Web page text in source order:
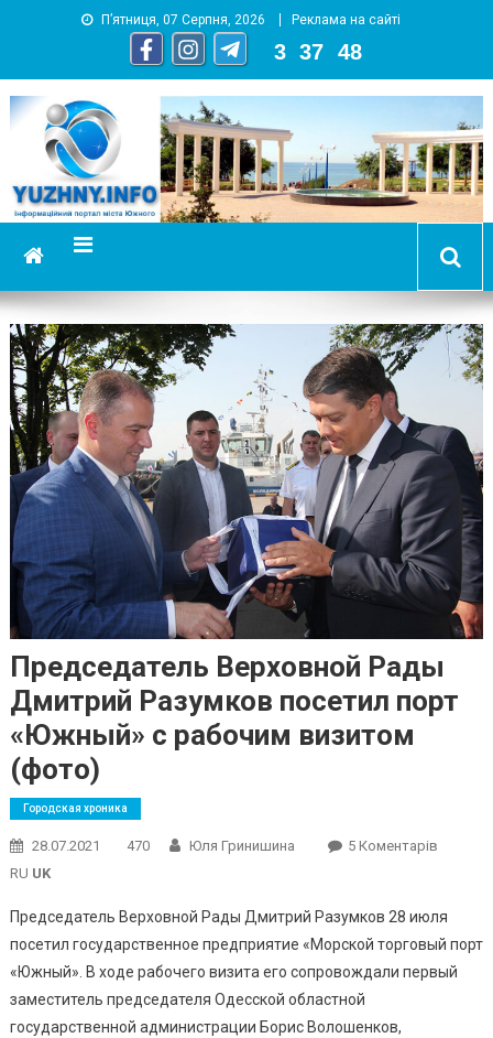
П’ятниця, 07 Серпня, 2026 Реклама на сайті
3 37 50
YUZHNY.INFO
информационный портал города Южный
Председатель Верховной Рады
Дмитрий Разумков посетил порт
«Южный» с рабочим визитом
(фото)
Городская хроника
28.07.2021 470 Юля Гринишина 5 КоментарівДо
Рады
RU UK
Председатель Верховной Рады Дмитрий Разумков 28 июля
посетил государственное предприятие «Морской торговый порт
«Южный». В ходе рабочего визита его сопровождали первый
заместитель председателя Одесской областной
государственной администрации Борис Волошенков,